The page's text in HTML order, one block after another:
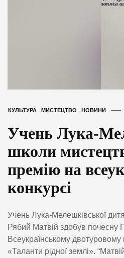
КУЛЬТУРА , МИСТЕЦТВО , НОВИНИ
Учень Лука-
школи
премію на
конкурсі
Учень Лука-Мелешківської
Рябий Матвій здобув почесну
Всеукраїнському двотуровому
«Таланти рідної землі».